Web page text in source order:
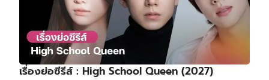
เรื่องย่อซีรีส์ : High School Queen (2027)